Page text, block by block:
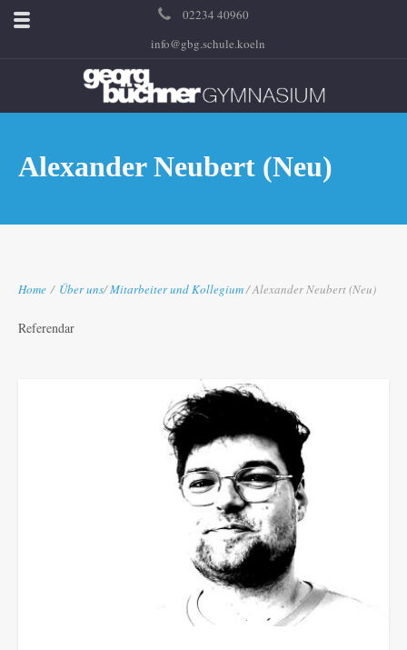
02234 40960
info@gbg.schule.koeln
Alexander Neubert (Neu)
Home / Über uns/Mitarbeiter und Kollegium/ Alexander Neubert (Neu)
Referendar